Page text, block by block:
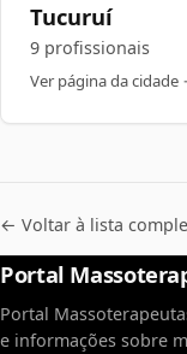
Tucuruí
9 profissionais
Ver página da cidade
← Voltar à lista
Portal
Portal
e informações sobre